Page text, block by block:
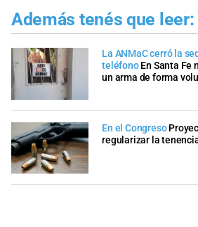
Además tenés que leer:
La ANMaC cerró la
teléfono En Santa Fe
un arma de forma
En el Congreso
regularizar la